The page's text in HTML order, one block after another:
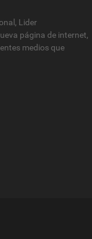
Lider
página de internet,
medios que